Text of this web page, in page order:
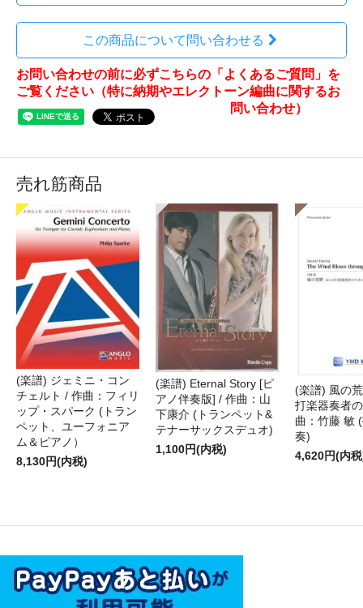
この商品について問い合わせる
お問い合わせの前に必ずこちらの「よくあるご質問」を
ご覧ください（特に納期やエレクトーン編曲に関するお
問い合わせ）
売れ筋商品
(楽譜) ジェミニ・コン
チェルト / 作曲：フィリ
ップ・スパーク (トラン
ペット、ユーフォニア
ム＆ピアノ）
8,130円(内税)
(楽譜) Eternal Story [ピ
アノ伴奏版] / 作曲：山
下康介 (トランペット&
テナーサックスデュオ)
1,100円(内税)
(楽譜) 風の
打楽器奏者
曲：竹藤 敏
奏)
4,620円(内